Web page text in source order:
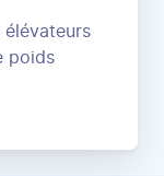
élévateurs
poids